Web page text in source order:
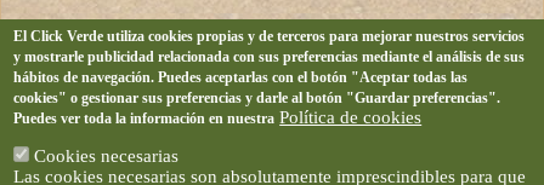
El Click Verde utiliza cookies propias y de terceros para mejorar nuestros servicios
y mostrarle publicidad relacionada con sus preferencias mediante el análisis de sus
hábitos de navegación. Puedes aceptarlas con el botón "Aceptar todas las
cookies" o gestionar sus preferencias y darle al botón "Guardar preferencias".
Puedes ver toda la información en nuestra Política de cookies
Cookies necesarias
Las cookies necesarias son absolutamente imprescindibles para que